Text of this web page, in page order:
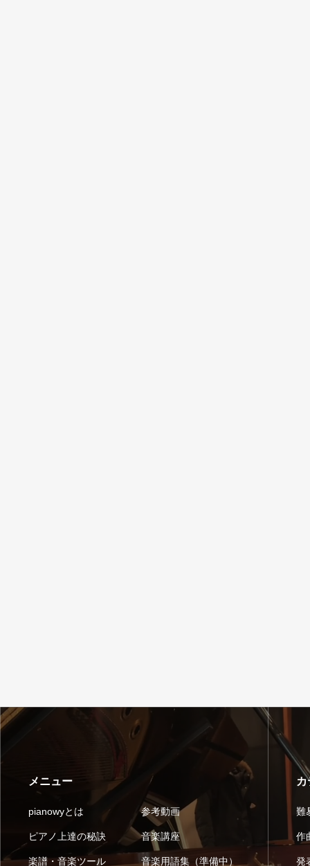
メニュー
pianowyとは 参考動画
ピアノ上達の秘訣 音楽講座
楽譜・音楽ツール 音楽用語集（準備中）
難
作
発